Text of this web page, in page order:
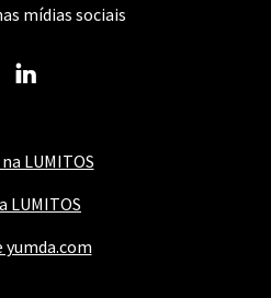
LUMITOS
LUMITOS
yumda.com
mídias sociais